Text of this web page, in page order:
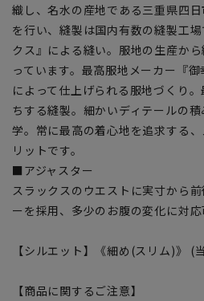
織し、名水の産地である三重県四
を行い、縫製は国内有数の縫製工
クス』による縫い。服地の生産か
っています。最高服地メーカー『
によって仕上げられる服地づくり
ちする縫製。細かいディテールの
学。常に最高の着心地を追求する
リットです。
■アジャスター
スラックスのウエストに実寸から
ーを採用、多少のお腹の変化に対応
【シルエット】《細め(スリム)》 (
【商品に関するご注意】